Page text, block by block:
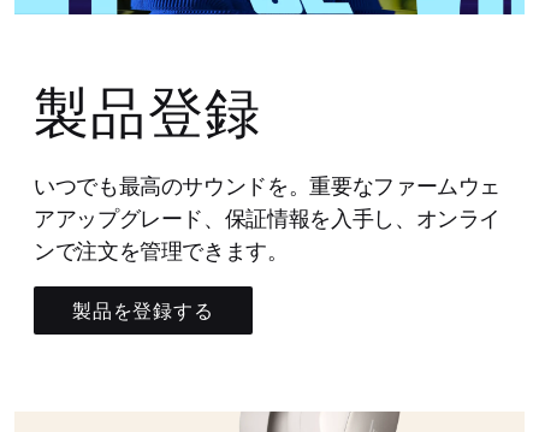
製品登録
いつでも最高のサウンドを。重要なファームウェ
アアップグレード、保証情報を入手し、オンライ
ンで注文を管理できます。
製品を登録する